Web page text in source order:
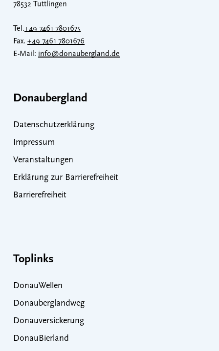
78532 Tuttlingen
Tel.+49 7461 7801675
Fax. +49 7461 7801676
E-Mail: info@donaubergland.de
Donaubergland
Datenschutzerklärung
Impressum
Veranstaltungen
Erklärung zur Barrierefreiheit
Barrierefreiheit
Toplinks
DonauWellen
Donauberglandweg
Donauversickerung
DonauBierland